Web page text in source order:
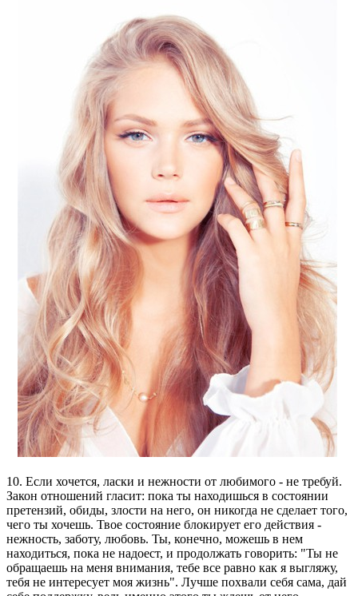
10. Если хочется, ласки и нежности от любимого - не требуй.
Закон отношений гласит: пока ты находишься в состоянии
претензий, обиды, злости на него, он никогда не сделает того,
чего ты хочешь. Твое состояние блокирует его действия -
нежность, заботу, любовь. Ты, конечно, можешь в нем
находиться, пока не надоест, и продолжать говорить: "Ты не
обращаешь на меня внимания, тебе все равно как я выгляжу,
тебя не интересует моя жизнь". Лучше похвали себя сама, дай